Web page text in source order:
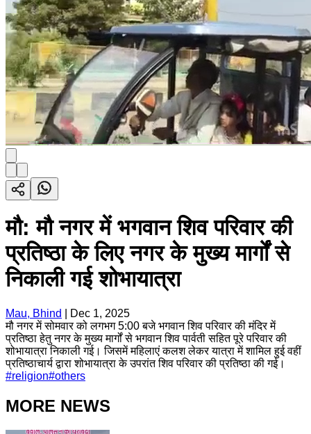
मौ: मौ नगर में भगवान शिव परिवार की
प्रतिष्ठा के लिए नगर के मुख्य मार्गों से
निकाली गई शोभायात्रा
Mau, Bhind
Dec 1, 2025
मौ नगर में सोमवार को लगभग 5:00 बजे भगवान शिव परिवार की मंदिर में
प्रतिष्ठा हेतु नगर के मुख्य मार्गों से भगवान शिव पार्वती सहित पूरे परिवार की
शोभायात्रा निकाली गई। जिसमें महिलाएं कलश लेकर यात्रा में शामिल हुई वहीं
प्रतिष्ठाचार्य द्वारा शोभायात्रा के उपरांत शिव परिवार की प्रतिष्ठा की गई।
#religion#others
MORE NEWS